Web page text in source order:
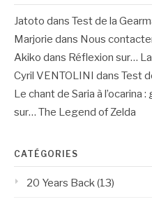
Jatoto dans Test de la
Marjorie dans Nous
Akiko dans Réflexion sur…
Cyril VENTOLINI dans Test
Le chant de Saria à l’ocarina
sur… The Legend of Zelda
CATÉGORIES
20 Years Back(13)